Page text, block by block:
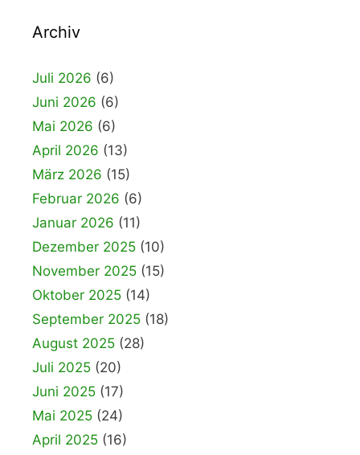
Archiv
Juli 2026 (6)
Juni 2026 (6)
Mai 2026 (6)
April 2026 (13)
März 2026 (15)
Februar 2026 (6)
Januar 2026 (11)
Dezember 2025 (10)
November 2025 (15)
Oktober 2025 (14)
September 2025 (18)
August 2025 (28)
Juli 2025 (20)
Juni 2025 (17)
Mai 2025 (24)
April 2025 (16)